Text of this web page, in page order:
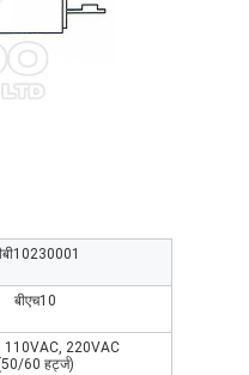
बीएच10
110VAC, 220VAC
60 हर्ट्ज)